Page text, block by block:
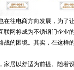
往电商方向发展，为了
网将成为不锈钢门企业
的困境。其实，在这样
居以舒适为前提。随着